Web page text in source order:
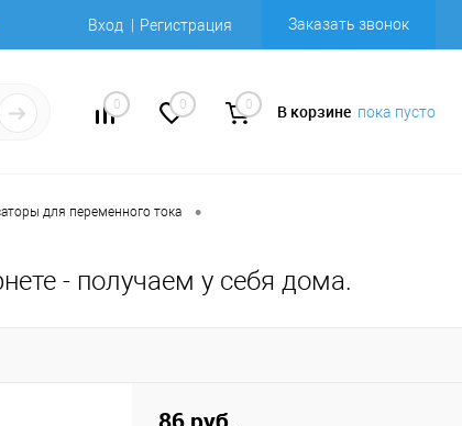
Вход Регистрация Заказать звонок
0 0 0 В корзине пока пусто
для переменного тока •
- получаем у себя дома.